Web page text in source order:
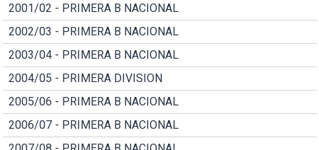
2001/02 - PRIMERA B NACIONAL
2002/03 - PRIMERA B NACIONAL
2003/04 - PRIMERA B NACIONAL
2004/05 - PRIMERA DIVISION
2005/06 - PRIMERA B NACIONAL
2006/07 - PRIMERA B NACIONAL